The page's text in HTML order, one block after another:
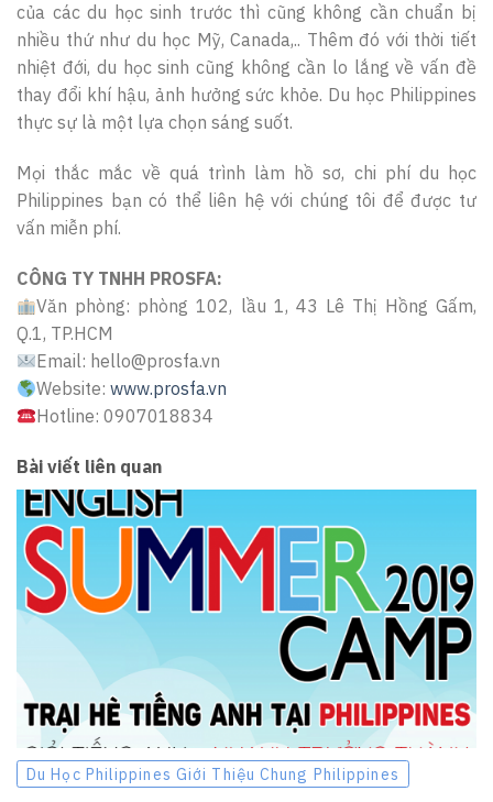
của các du học sinh trước thì cũng không cần chuẩn bị
nhiều thứ như du học Mỹ, Canada,.. Thêm đó với thời tiết
nhiệt đới, du học sinh cũng không cần lo lắng về vấn đề
thay đổi khí hậu, ảnh hưởng sức khỏe. Du học Philippines
thực sự là một lựa chọn sáng suốt.
Mọi thắc mắc về quá trình làm hồ sơ, chi phí du học
Philippines bạn có thể liên hệ với chúng tôi để được tư
vấn miễn phí.
CÔNG TY TNHH PROSFA:
Văn phòng: phòng 102, lầu 1, 43 Lê Thị Hồng Gấm,
Q.1, TP.HCM
Email: hello@prosfa.vn
Website:www.prosfa.vn
Hotline: 0907018834
Bài viết liên quan
Du Học Philippines Giới Thiệu Chung Philippines